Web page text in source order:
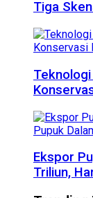
Tiga
Ekspor
Triliun,